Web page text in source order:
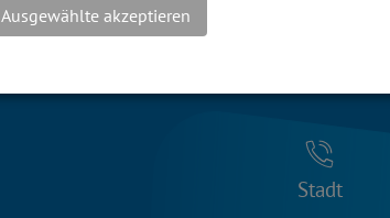
Stadt
Ausgewählte akzeptieren